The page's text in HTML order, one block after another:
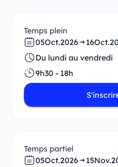
Temps plein
05Oct.2026 16Oct.
Du lundi au vendredi
9h30 - 18h
Temps partiel
05Oct.2026 15Nov.